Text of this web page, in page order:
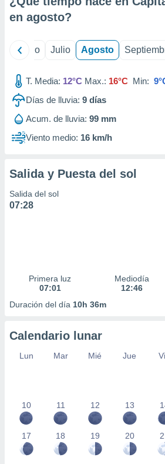
e
publicidad
publicidad
de
en agosto?
Junio Julio Agosto
T. Media: 12°C Max.: 16°C Min:
Días de lluvia: 9 días
Acum. de lluvia: 99 mm
Viento medio: 16 km/h
Salida y Puesta del sol
Salida del sol
07:28
Primera luz
07:01
Mediodía
12:46
Duración del día 10h 36m
Calendario lunar
Lun Mar Mié Jue
10 11 12 13
17 18 19 20